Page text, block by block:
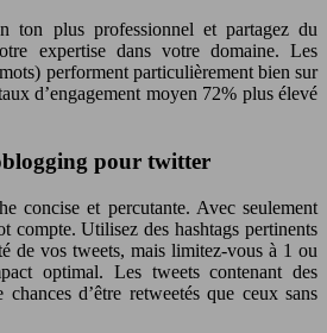
ton plus professionnel et partagez du
expertise dans votre domaine. Les
performent particulièrement bien sur
d’engagement moyen 72% plus élevé
pour twitter
concise et percutante. Avec seulement
compte. Utilisez des hashtags pertinents
de vos tweets, mais limitez-vous à 1 ou
optimal. Les tweets contenant des
d’être retweetés que ceux sans